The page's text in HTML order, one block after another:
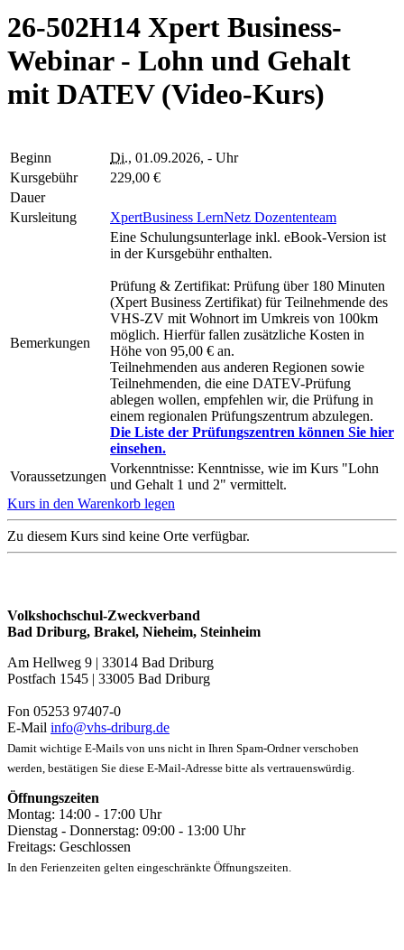
26-502H14 Xpert Business-
Webinar - Lohn und Gehalt
mit DATEV (Video-Kurs)
Beginn Di., 01.09.2026, - Uhr
Kursgebühr
229,00 €
Dauer
Kursleitung
XpertBusiness LernNetz Dozententeam
Bemerkungen
Eine Schulungsunterlage inkl. eBook-Version ist
in der Kursgebühr enthalten.
Prüfung & Zertifikat: Prüfung über 180 Minuten
(Xpert Business Zertifikat) für Teilnehmende des
VHS-ZV mit Wohnort im Umkreis von 100km
möglich. Hierfür fallen zusätzliche Kosten in
Höhe von 95,00 € an.
Teilnehmenden aus anderen Regionen sowie
Teilnehmenden, die eine DATEV-Prüfung
ablegen wollen, empfehlen wir, die Prüfung in
einem regionalen Prüfungszentrum abzulegen.
Die Liste der Prüfungszentren können Sie hier
einsehen.
Voraussetzungen
Vorkenntnisse: Kenntnisse, wie im Kurs "Lohn
und Gehalt 1 und 2" vermittelt.
Kurs in den Warenkorb legen
Zu diesem Kurs sind keine Orte verfügbar.
Volkshochschul-Zweckverband
Bad Driburg, Brakel, Nieheim, Steinheim
Am Hellweg 9 | 33014 Bad Driburg
Postfach 1545 | 33005 Bad Driburg
Fon 05253 97407-0
E-Mail info@vhs-driburg.de
Damit wichtige E-Mails von uns nicht in Ihren Spam-Ordner verschoben
werden, bestätigen Sie diese E-Mail-Adresse bitte als vertrauenswürdig.
Öffnungszeiten
Montag: 14:00 - 17:00 Uhr
Dienstag - Donnerstag: 09:00 - 13:00 Uhr
Freitags: Geschlossen
In den Ferienzeiten gelten eingeschränkte Öffnungszeiten.